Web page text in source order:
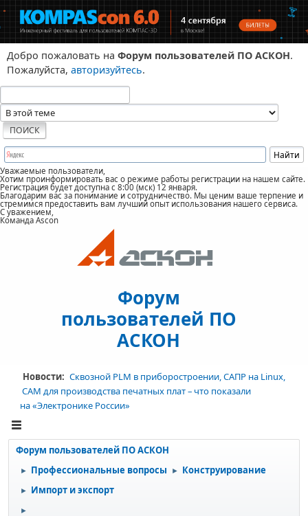
Добро пожаловать на Форум пользователей ПО АСКОН.
Пожалуйста, авторизуйтесь.
Уважаемые пользователи,
Хотим проинформировать вас о режиме работы регистрации на нашем сайте.
Регистрация будет доступна с 8:00 (мск) 12 января.
Благодарим вас за понимание и сотрудничество. Мы ценим ваше терпение и
стремимся предоставить вам лучший опыт использования нашего сервиса.
С уважением,
Команда Ascon
Форум
пользователей ПО
АСКОН
Новости: Сквозной PLM в приборостроении, САПР на Linux,
CAM для производства печатных плат – что показали
на «Электронике России»
Форум пользователей ПО АСКОН
► Профессиональные вопросы ► Конструирование
► Импорт и экспорт
►